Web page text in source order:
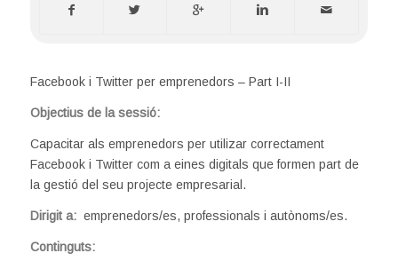
Facebook i Twitter per emprenedors – Part I-II
Objectius de la sessió:
Capacitar als emprenedors per utilizar correctament
Facebook i Twitter com a eines digitals que formen part de
la gestió del seu projecte empresarial.
Dirigit a: emprenedors/es, professionals i autònoms/es.
Continguts: